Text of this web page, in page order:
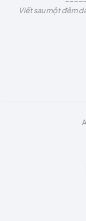
Viết sau một đêm